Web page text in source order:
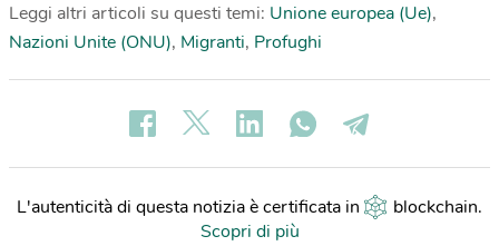
Leggi altri articoli su questi temi: Unione europea (Ue),
Nazioni Unite (ONU), Migranti, Profughi
L'autenticità di questa notizia è certificata in blockchain.
Scopri di più